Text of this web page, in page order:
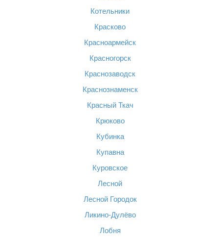
Котельники
Красково
Красноармейск
Красногорск
Краснозаводск
Краснознаменск
Красный Ткач
Крюково
Кубинка
Купавна
Куровское
Лесной
Лесной Городок
Ликино-Дулёво
Лобня